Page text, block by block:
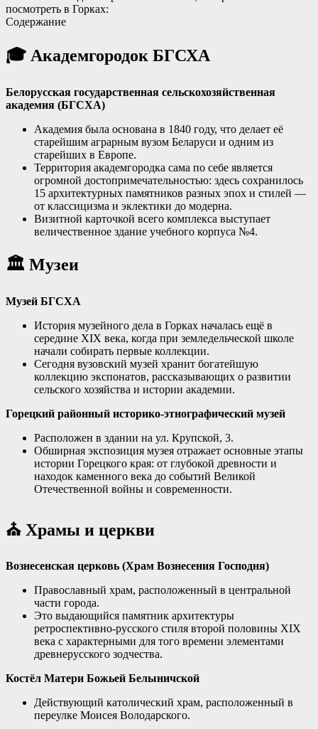
посмотреть в Горках:
Содержание
🎓 Академгородок БГСХА
Белорусская государственная сельскохозяйственная
академия (БГСХА)
Академия была основана в 1840 году, что делает её
старейшим аграрным вузом Беларуси и одним из
старейших в Европе.
Территория академгородка сама по себе является
огромной достопримечательностью: здесь сохранилось
15 архитектурных памятников разных эпох и стилей —
от классицизма и эклектики до модерна.
Визитной карточкой всего комплекса выступает
величественное здание учебного корпуса №4.
🏛️ Музеи
Музей БГСХА
История музейного дела в Горках началась ещё в
середине XIX века, когда при земледельческой школе
начали собирать первые коллекции.
Сегодня вузовский музей хранит богатейшую
коллекцию экспонатов, рассказывающих о развитии
сельского хозяйства и истории академии.
Горецкий районный историко-этнографический музей
Расположен в здании на ул. Крупской, 3.
Обширная экспозиция музея отражает основные этапы
истории Горецкого края: от глубокой древности и
находок каменного века до событий Великой
Отечественной войны и современности.
⛪ Храмы и церкви
Вознесенская церковь (Храм Вознесения Господня)
Православный храм, расположенный в центральной
части города.
Это выдающийся памятник архитектуры
ретроспективно-русского стиля второй половины XIX
века с характерными для того времени элементами
древнерусского зодчества.
Костёл Матери Божьей Белыничской
Действующий католический храм, расположенный в
переулке Моисея Володарского.